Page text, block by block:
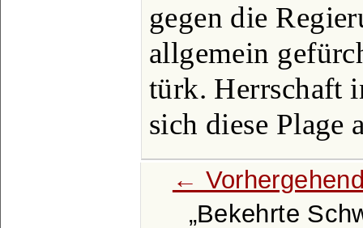
gegen die
allgemein
türk. Herrschaft
sich diese Plage
←
Bekehrte